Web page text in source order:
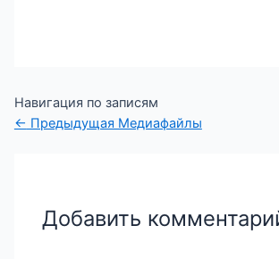
Навигация по записям
← Предыдущая Медиафайлы
Добавить